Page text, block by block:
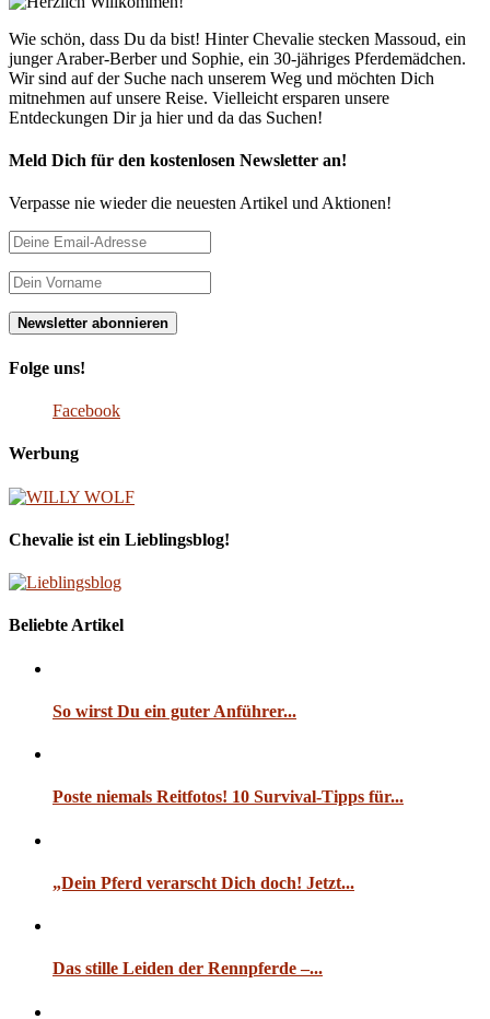
Wie schön, dass Du da bist! Hinter Chevalie stecken Massoud, ein
junger Araber-Berber und Sophie, ein 30-jähriges Pferdemädchen.
Wir sind auf der Suche nach unserem Weg und möchten Dich
mitnehmen auf unsere Reise. Vielleicht ersparen unsere
Entdeckungen Dir ja hier und da das Suchen!
Meld Dich für den kostenlosen Newsletter an!
Verpasse nie wieder die neuesten Artikel und Aktionen!
Folge uns!
Facebook
Werbung
Chevalie ist ein Lieblingsblog!
Beliebte Artikel
So wirst Du ein guter Anführer...
Poste niemals Reitfotos! 10 Survival-Tipps für...
„Dein Pferd verarscht Dich doch! Jetzt...
Das stille Leiden der Rennpferde –...